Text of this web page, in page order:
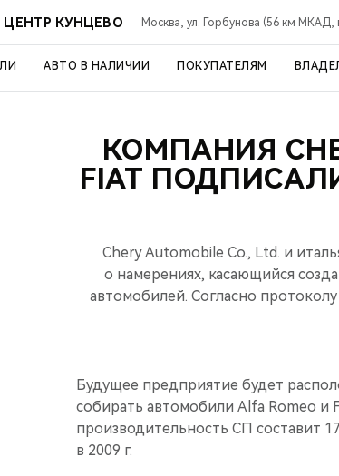
ЦЕНТР КУНЦЕВО Москва, ул. Горбунова (56 км МКАД,
АВТО В НАЛИЧИИ ПОКУПАТЕЛЯМ
КОМПАНИЯ
FIAT
Chery Automobile Co., Ltd. и
о намерениях, касающийся
автомобилей. Согласно
Будущее предприятие будет
собирать автомобили Alfa Romeo и
производительность СП составит
в 2009 г.